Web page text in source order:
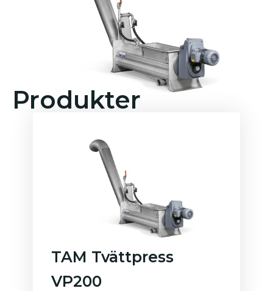
Produkter
TAM Tvättpress
VP200